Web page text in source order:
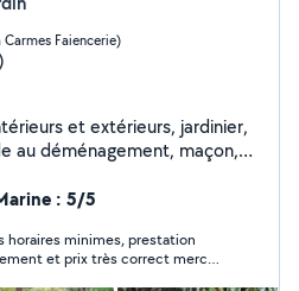
Faiencerie)
et extérieurs, jardinier,
au déménagement, maçon,
: 5/5
horaires minimes, prestation
et prix très correct merci